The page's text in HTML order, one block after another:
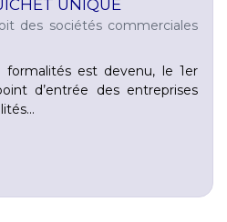
UNIQUE
des sociétés commerciales
est devenu, le 1er
d’entrée des entreprises